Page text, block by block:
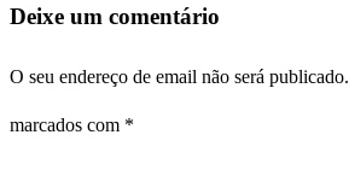
Deixe um comentário
O seu endereço de email não será publicado.
marcados com *